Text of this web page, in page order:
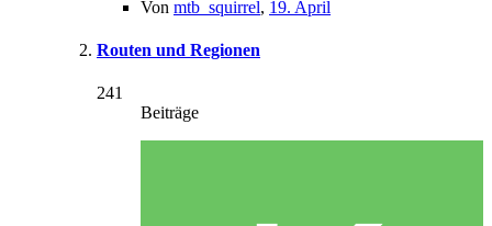
Von mtb_squirrel, 19. April
Routen und Regionen
241
Beiträge